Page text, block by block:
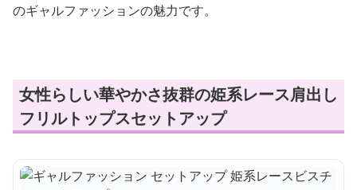
のギャルファッションの魅力です。
女性らしい華やかさ抜群の姫系レース肩出し
フリルトップスセットアップ